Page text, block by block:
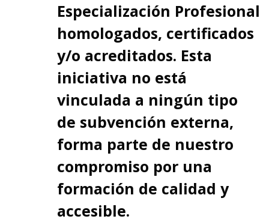
Especialización Profesional
homologados, certificados
y/o acreditados. Esta
iniciativa no está
vinculada a ningún tipo
de subvención externa,
forma parte de nuestro
compromiso por una
formación de calidad y
accesible.